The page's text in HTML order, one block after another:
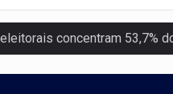
concentram 53,7%
ao Governo de RO